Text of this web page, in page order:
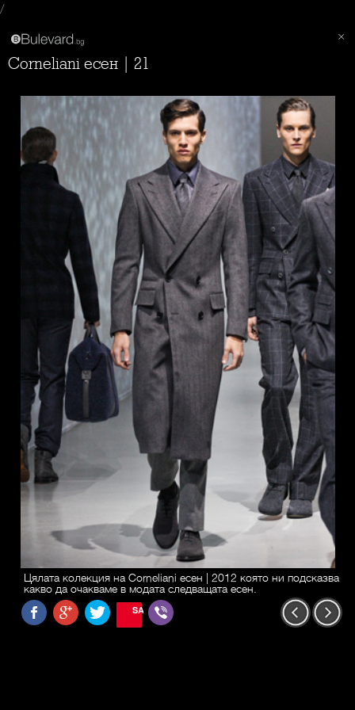
/
Corneliani есен | 21
Цялата колекция на Corneliani есен | 2012 която ни подсказва
какво да очакваме в модата следващата есен.
SAVE